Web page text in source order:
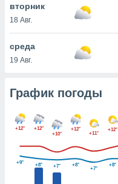
веб-
или
и
вторник
18 Авг.
среда
19 Авг.
График погоды
+12°
+12°
+10°
+12°
+11°
+12°
+9° +8° +7° +8°
+7°
+8°